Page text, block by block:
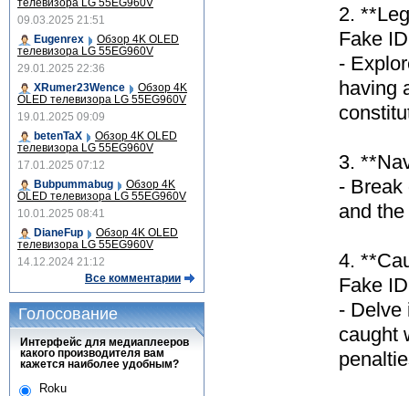
2.
Fake
-
having
3.
- Break
and
4.
Fake
- Delve
caught
телевизора LG 55EG960V
09.03.2025 21:51
Eugenrex
Обзор 4K OLED
телевизора LG 55EG960V
29.01.2025 22:36
XRumer23Wence
Обзор 4K
OLED телевизора LG 55EG960V
19.01.2025 09:09
betenTaX
Обзор 4K OLED
телевизора LG 55EG960V
17.01.2025 07:12
Bubpummabug
Обзор 4K
OLED телевизора LG 55EG960V
10.01.2025 08:41
DianeFup
Обзор 4K OLED
телевизора LG 55EG960V
14.12.2024 21:12
Все комментарии
Голосование
Интерфейс для медиаплееров
какого производителя вам
кажется наиболее удобным?
Roku